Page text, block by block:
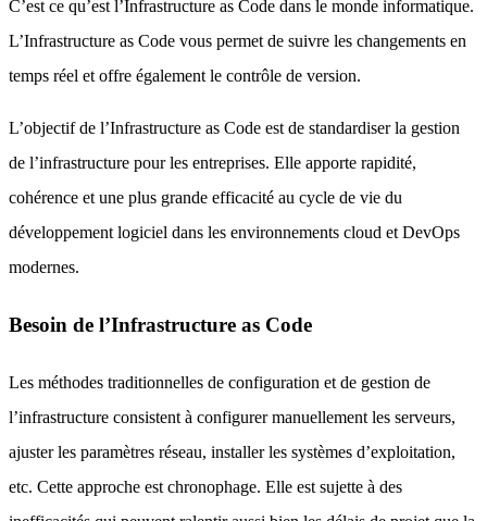
C’est ce qu’est l’Infrastructure as Code dans le monde informatique.
L’Infrastructure as Code vous permet de suivre les changements en
temps réel et offre également le contrôle de version.
L’objectif de l’Infrastructure as Code est de standardiser la gestion
de l’infrastructure pour les entreprises. Elle apporte rapidité,
cohérence et une plus grande efficacité au cycle de vie du
développement logiciel dans les environnements cloud et DevOps
modernes.
Besoin de l’Infrastructure as Code
Les méthodes traditionnelles de configuration et de gestion de
l’infrastructure consistent à configurer manuellement les serveurs,
ajuster les paramètres réseau, installer les systèmes d’exploitation,
etc. Cette approche est chronophage. Elle est sujette à des